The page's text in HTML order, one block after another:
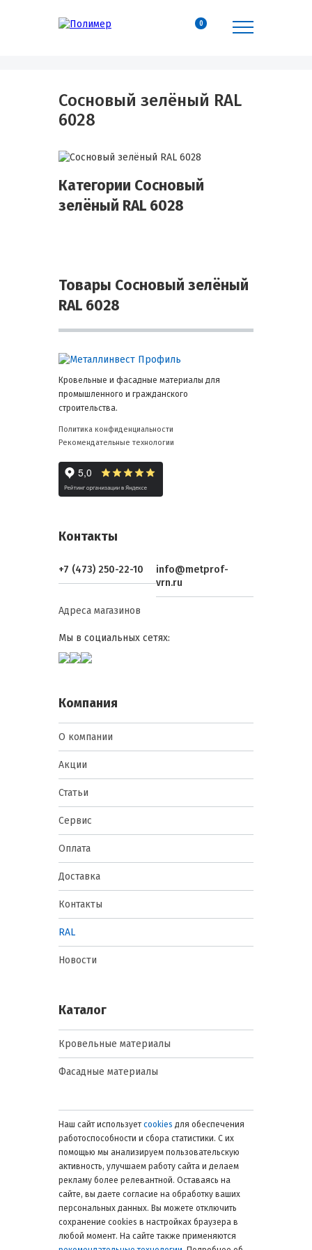
0
Сосновый зелёный RAL
6028
Категории Сосновый
зелёный RAL 6028
Товары Сосновый зелёный
RAL 6028
Кровельные и фасадные материалы для
промышленного и гражданского
строительства.
Политика конфиденциальности
Рекомендательные технологии
Контакты
+7 (473) 250-22-10
info@metprof-
vrn.ru
Адреса магазинов
Мы в социальных сетях:
Компания
О компании
Акции
Статьи
Сервис
Оплата
Доставка
Контакты
RAL
Новости
Каталог
Кровельные материалы
Фасадные материалы
Наш сайт использует cookies для обеспечения
работоспособности и сбора статистики. С их
помощью мы анализируем пользовательскую
активность, улучшаем работу сайта и делаем
рекламу более релевантной. Оставаясь на
сайте, вы даете согласие на обработку ваших
персональных данных. Вы можете отключить
сохранение cookies в настройках браузера в
любой момент. На сайте также применяются